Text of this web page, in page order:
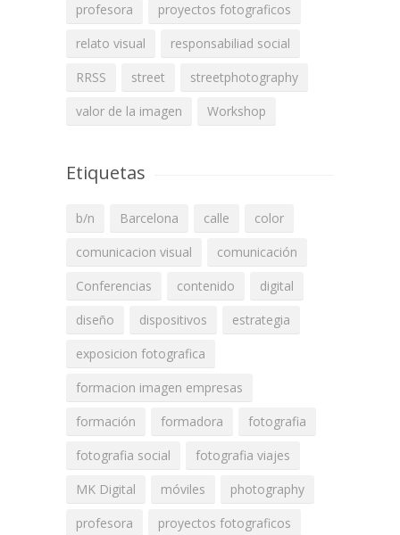
profesora
proyectos fotograficos
relato visual
responsabiliad social
RRSS
street
streetphotography
valor de la imagen
Workshop
Etiquetas
b/n Barcelona calle
color
comunicacion visual
comunicación
Conferencias
contenido
digital
diseño
dispositivos
estrategia
exposicion fotografica
formacion imagen empresas
formación
formadora
fotografia
fotografia social
fotografia viajes
MK Digital
móviles
photography
profesora
proyectos fotograficos